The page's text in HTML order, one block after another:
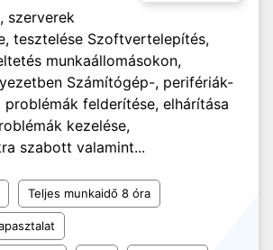
szerverek
tesztelése Szoftvertelepítés,
munkaállomásokon,
Számítógép-, perifériák-
felderítése, elhárítása
kezelése,
szabott valamint...
Teljes munkaidő 8 óra